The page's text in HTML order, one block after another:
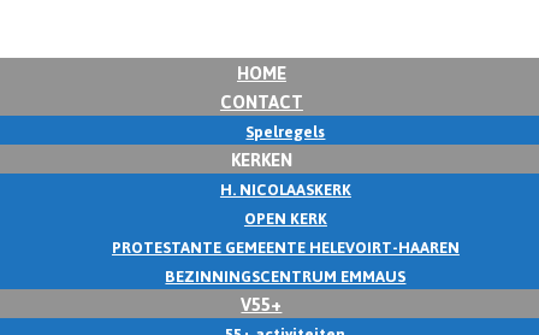
HOME
CONTACT
Spelregels
KERKEN
H. NICOLAASKERK
OPEN KERK
PROTESTANTE GEMEENTE HELEVOIRT-HAAREN
BEZINNINGSCENTRUM EMMAUS
V55+